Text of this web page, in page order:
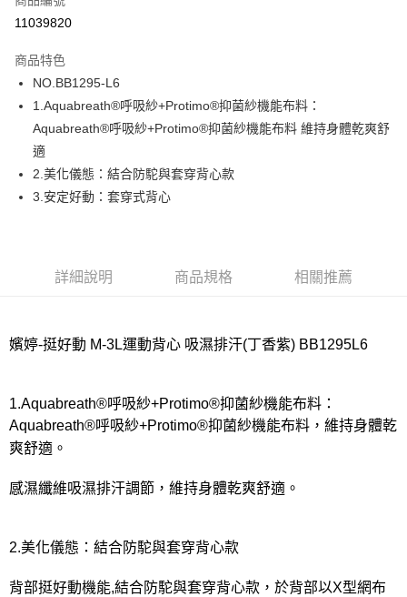
運送方式
全家取貨付款
每筆NT$80，滿NT$1,000(含以上)免運費
付款後全家取貨
每筆NT$80，滿NT$1,000(含以上)免運費
付款後7-11取貨
宅配
離島
每筆NT$220
付款後門市自取
每筆NT$80，滿NT$1,000(含以上)免運費
11039820
商品特色
NO.BB1295-L6
1.Aquabreath®呼吸紗+Protimo®抑菌紗機能布料：
Aquabreath®呼吸紗+Protimo®抑菌紗機能布料 維持身體乾爽舒
適
2.美化儀態：結合防駝與套穿背心款
3.安定好動：套穿式背心
詳細說明 商品規格 相關推薦
嬪婷-挺好動 M-3L運動背心 吸濕排汗(丁香紫) BB1295L6
1.Aquabreath®呼吸紗+Protimo®抑菌紗機能布料：
Aquabreath®呼吸紗+Protimo®抑菌紗機能布料，維持身體乾
爽舒適。
感濕纖維吸濕排汗調節，維持身體乾爽舒適。
2.美化儀態：結合防駝與套穿背心款
背部挺好動機能,結合防駝與套穿背心款，於背部以X型網布